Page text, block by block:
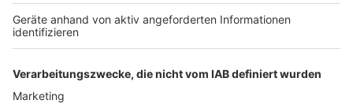
verstärkt um geistlichen Missbrauch. Dabei werden
Menschen mit biblischen Aussagen unter Druck
gesetzt. Zahlungen an Opfer finanziere des Bistum
Anzeige